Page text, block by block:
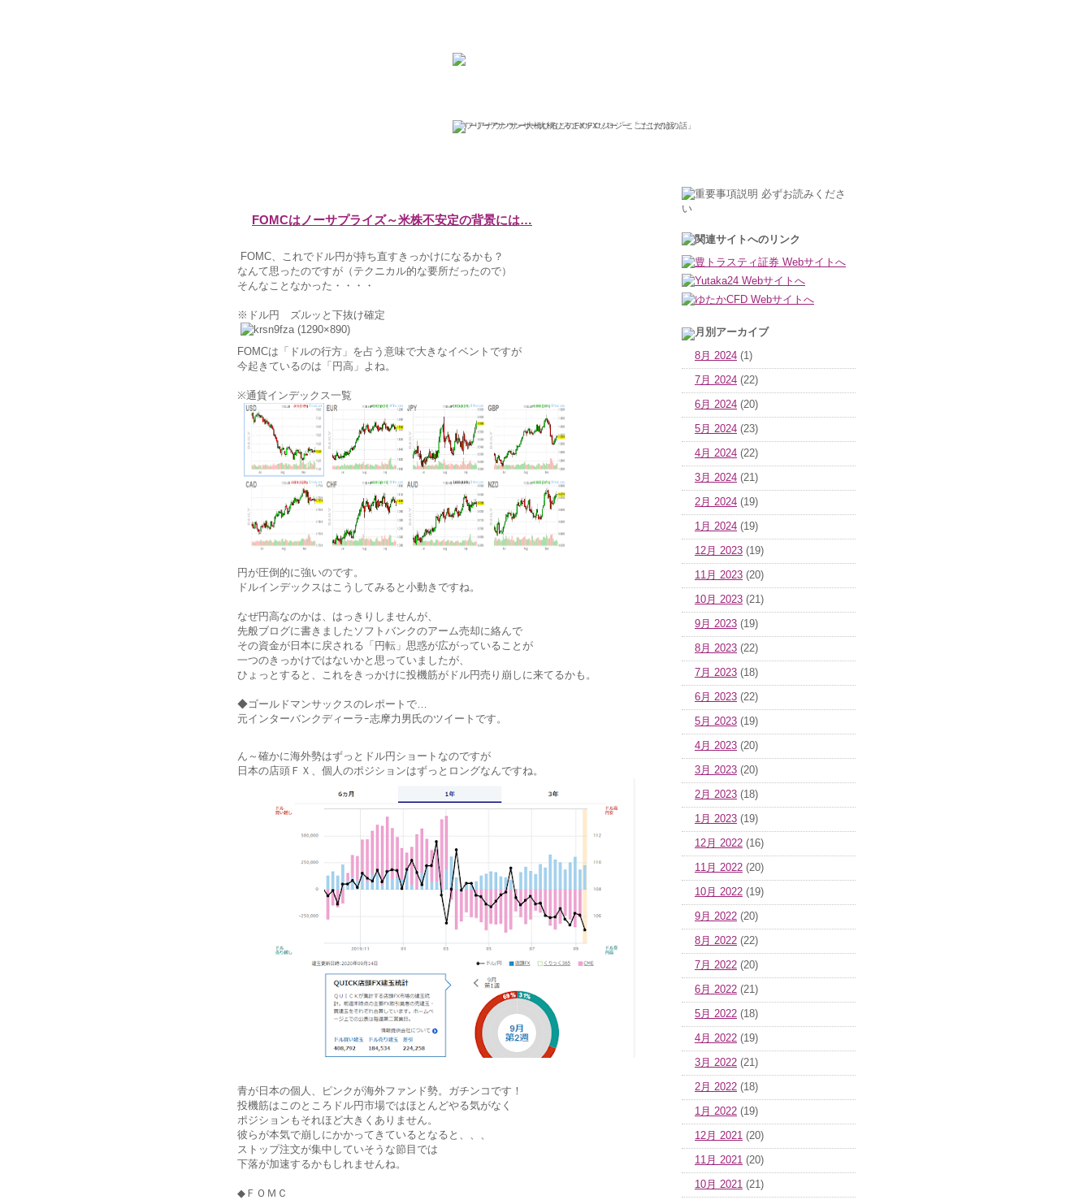
ひろこの“ボラタイル”な日々
フリーアナウンサー大橋ひろこのFXソロジー「ここだけの話」
FOMCはノーサプライズ～米株不安定の背景には…
FOMC、これでドル円が持ち直すきっかけになるかも？
なんて思ったのですが（テクニカル的な要所だったので）
そんなことなかった・・・・
※ドル円 ズルッと下抜け確定
FOMCは「ドルの行方」を占う意味で大きなイベントですが
今起きているのは「円高」よね。
※通貨インデックス一覧
円が圧倒的に強いのです。
ドルインデックスはこうしてみると小動きですね。
なぜ円高なのかは、はっきりしませんが、
先般ブログに書きましたソフトバンクのアーム売却に絡んで
その資金が日本に戻される「円転」思惑が広がっていることが
一つのきっかけではないかと思っていましたが、
ひょっとすると、これをきっかけに投機筋がドル円売り崩しに来てるかも。
◆ゴールドマンサックスのレポートで…
元インターバンクディーラｰ志摩力男氏のツイートです。
ん～確かに海外勢はずっとドル円ショートなのですが
日本の店頭ＦＸ、個人のポジションはずっとロングなんですね。
青が日本の個人、ピンクが海外ファンド勢。ガチンコです！
投機筋はこのところドル円市場ではほとんどやる気がなく
ポジションもそれほど大きくありません。
彼らが本気で崩しにかかってきているとなると、、、
ストップ注文が集中していそうな節目では
下落が加速するかもしれませんね。
◆ＦＯＭＣ
8月 2024 (1)
7月 2024 (22)
6月 2024 (20)
5月 2024 (23)
4月 2024 (22)
3月 2024 (21)
2月 2024 (19)
1月 2024 (19)
12月 2023 (19)
11月 2023 (20)
10月 2023 (21)
9月 2023 (19)
8月 2023 (22)
7月 2023 (18)
6月 2023 (22)
5月 2023 (19)
4月 2023 (20)
3月 2023 (20)
2月 2023 (18)
1月 2023 (19)
12月 2022 (16)
11月 2022 (20)
10月 2022 (19)
9月 2022 (20)
8月 2022 (22)
7月 2022 (20)
6月 2022 (21)
5月 2022 (18)
4月 2022 (19)
3月 2022 (21)
2月 2022 (18)
1月 2022 (19)
12月 2021 (20)
11月 2021 (20)
10月 2021 (21)